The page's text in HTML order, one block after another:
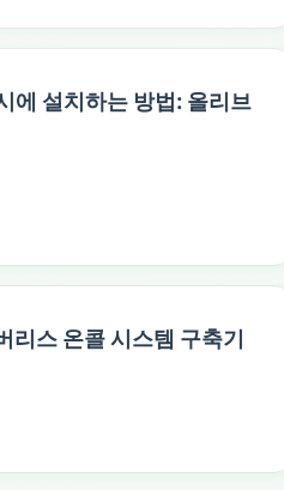
에 설치하는 방법: 올리브
리스 온콜 시스템 구축기